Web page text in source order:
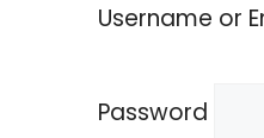
Username or
Password